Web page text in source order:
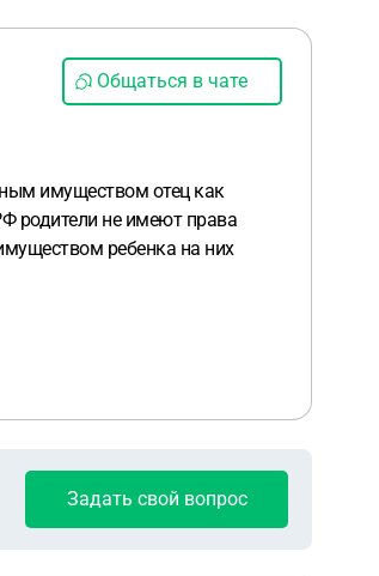
Общаться в чате
имуществом отец как
родители не имеют права
ребенка на них
Задать свой вопрос